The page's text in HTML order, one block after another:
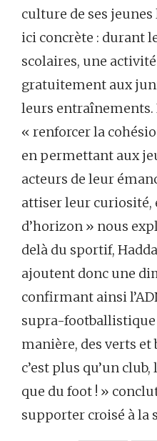
culture de ses jeunes
ici concrète : durant
scolaires, une
gratuitement aux
leurs
« renforcer la
en permettant aux
acteurs de leur
attiser leur
d’horizon » nous
delà du sportif,
ajoutent donc une
confirmant ainsi
supra-footballistique
manière, des verts et
c’est plus qu’un club,
que du foot ! »
supporter croisé à la